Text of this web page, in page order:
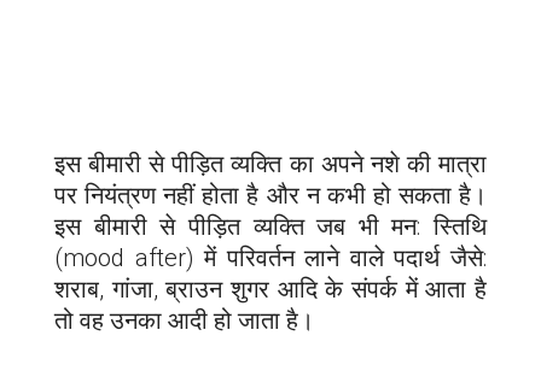
इस बीमारी से पीड़ित व्यक्ति का अपने नशे की मात्रा
पर नियंत्रण नहीं होता है और न कभी हो सकता है।
इस बीमारी से पीड़ित व्यक्ति जब भी मन: स्तिथि
(mood after) में परिवर्तन लाने वाले पदार्थ जैसे:
शराब, गांजा, ब्राउन शुगर आदि के संपर्क में आता है
तो वह उनका आदी हो जाता है।